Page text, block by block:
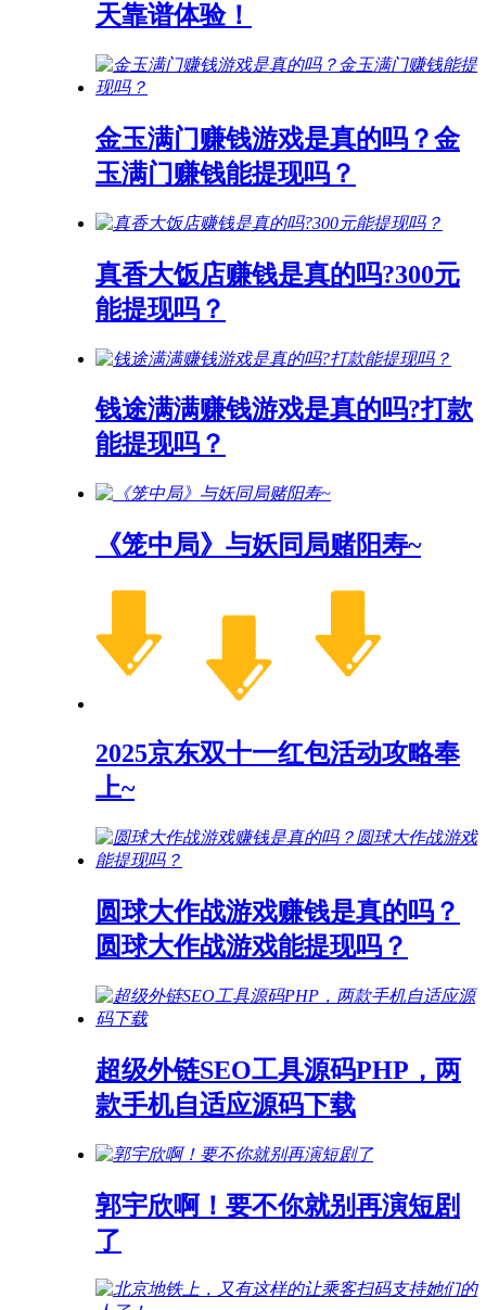
天靠谱体验！
金玉满门赚钱游戏是真的吗？金
玉满门赚钱能提现吗？
真香大饭店赚钱是真的吗?300元
能提现吗？
钱途满满赚钱游戏是真的吗?打款
能提现吗？
《笼中局》与妖同局赌阳寿~
2025京东双十一红包活动攻略奉
上~
圆球大作战游戏赚钱是真的吗？
圆球大作战游戏能提现吗？
超级外链SEO工具源码PHP，两
款手机自适应源码下载
郭宇欣啊！要不你就别再演短剧
了